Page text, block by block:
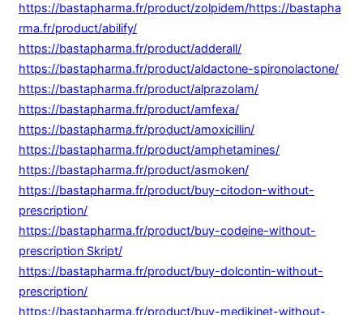
https://bastapharma.fr/product/zolpidem/https://bastapha
rma.fr/product/abilify/
https://bastapharma.fr/product/adderall/
https://bastapharma.fr/product/aldactone-spironolactone/
https://bastapharma.fr/product/alprazolam/
https://bastapharma.fr/product/amfexa/
https://bastapharma.fr/product/amoxicillin/
https://bastapharma.fr/product/amphetamines/
https://bastapharma.fr/product/asmoken/
https://bastapharma.fr/product/buy-citodon-without-
prescription/
https://bastapharma.fr/product/buy-codeine-without-
prescription Skript/
https://bastapharma.fr/product/buy-dolcontin-without-
prescription/
https://bastapharma.fr/product/buy-medikinet-without-